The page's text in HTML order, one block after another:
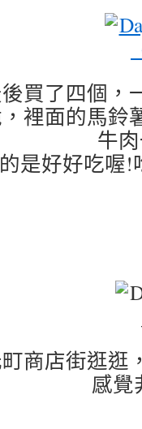
買了四個，
裡面的馬鈴
牛
是好好吃喔
商店街逛逛
感覺